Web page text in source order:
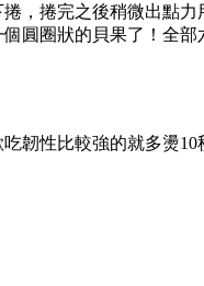
，捲完之後稍微出點
圓圈狀的貝果了！全部
韌性比較強的就多燙